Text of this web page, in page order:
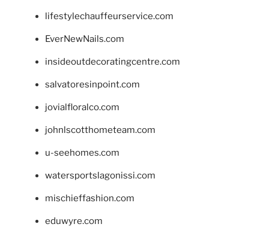
lifestylechauffeurservice.com
EverNewNails.com
insideoutdecoratingcentre.com
salvatoresinpoint.com
jovialfloralco.com
johnlscotthometeam.com
u-seehomes.com
watersportslagonissi.com
mischieffashion.com
eduwyre.com